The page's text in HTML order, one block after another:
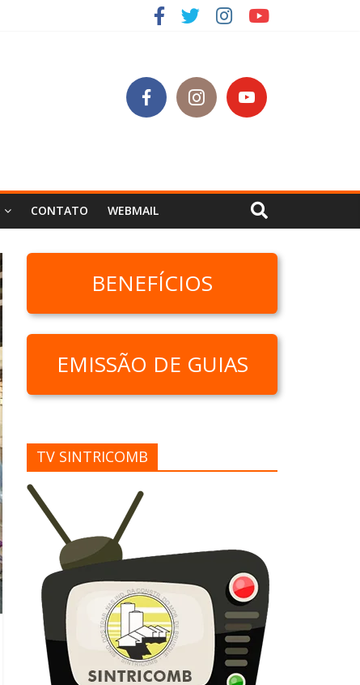
CONTATO WEBMAIL
BENEFÍCIOS
EMISSÃO DE GUIAS
TV SINTRICOMB